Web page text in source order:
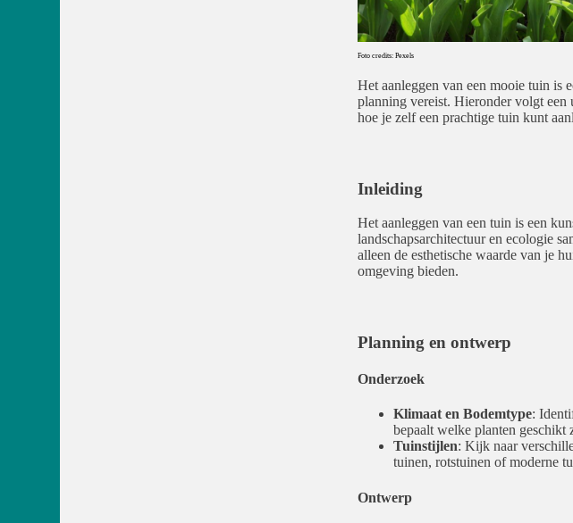
Foto credits: Pexels
Het aanleggen van een mooie tuin is
planning vereist. Hieronder volgt een
hoe je zelf een prachtige tuin kunt
Inleiding
Het aanleggen van een tuin is een
landschapsarchitectuur en ecologie
alleen de esthetische waarde van je
omgeving bieden.
Planning en ontwerp
Onderzoek
Klimaat en Bodemtype:
bepaalt welke planten geschikt
Tuinstijlen: Kijk naar
tuinen, rotstuinen of moderne
Ontwerp